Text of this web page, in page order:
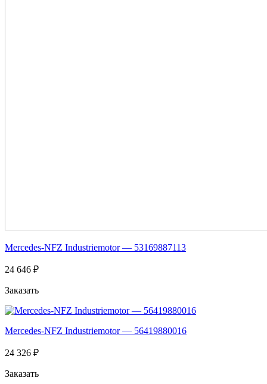
Mercedes-NFZ Industriemotor — 53169887113
24 646 ₽
Заказать
Mercedes-NFZ Industriemotor — 56419880016
24 326 ₽
Заказать